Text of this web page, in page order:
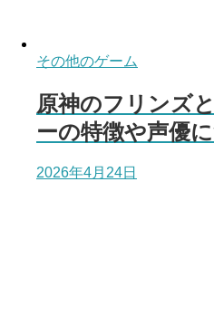
その他のゲーム
原神のフリンズ
ーの特徴や声優
2026年4月24日